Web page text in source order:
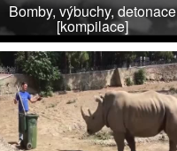
Bomby, výbuchy, detonace
[kompilace]